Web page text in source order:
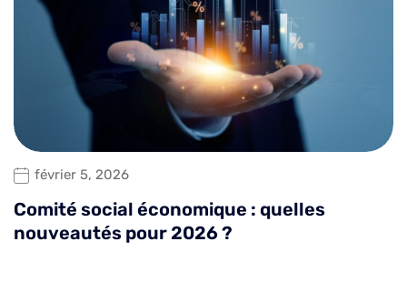
février 5, 2026
Comité social économique : quelles
nouveautés pour 2026 ?